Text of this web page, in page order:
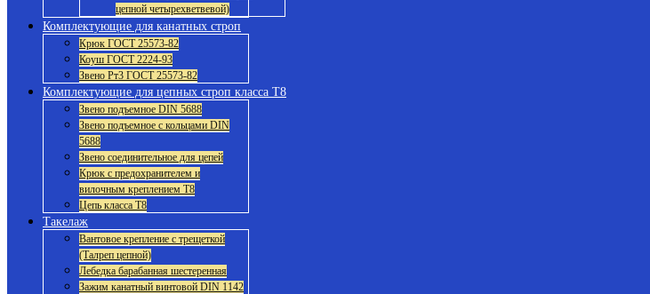
цепной четырехветвевой)
Комплектующие для канатных строп
Крюк ГОСТ 25573-82
Коуш ГОСТ 2224-93
Звено Рт3 ГОСТ 25573-82
Комплектующие для цепных строп класса Т8
Звено подъемное DIN 5688
Звено подъемное с кольцами DIN
5688
Звено соединительное для цепей
Крюк с предохранителем и
вилочным креплением Т8
Цепь класса Т8
Такелаж
Вантовое крепление с трещеткой
(Талреп цепной)
Лебедка барабанная шестеренная
Зажим канатный винтовой DIN 1142